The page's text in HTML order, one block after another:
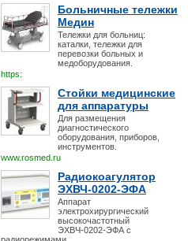
Больничные тележки
Медин
Тележки для больниц:
каталки, тележки для
перевозки больных и
медоборудования.
https:
Стойки медицинские
для аппаратуры
Для размещения
диагностического
оборудования, приборов,
инструментов.
www.rosmed.ru
Радиокоагулятор
ЭХВЧ-0202-ЭФА
Аппарат
электрохирургический
высокочастотный
ЭХВЧ-0202-ЭФА с